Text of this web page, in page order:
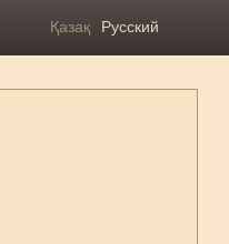
Қазақ Русский